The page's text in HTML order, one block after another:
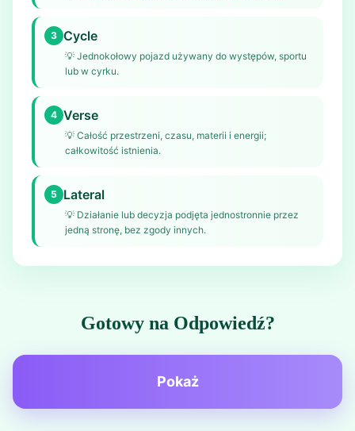
3 Cycle
💡 Jednokołowy pojazd używany do występów, sportu
lub w cyrku.
4 Verse
💡 Całość przestrzeni, czasu, materii i energii;
całkowitość istnienia.
5 Lateral
💡 Działanie lub decyzja podjęta jednostronnie przez
jedną stronę, bez zgody innych.
Gotowy na Odpowiedź?
Pokaż